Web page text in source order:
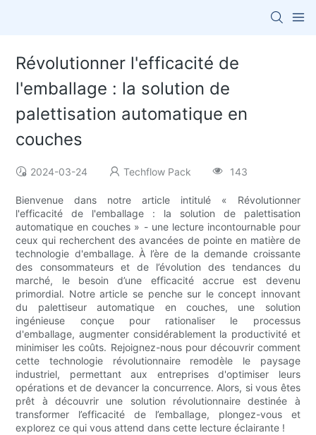
Révolutionner l'efficacité de
l'emballage : la solution de
palettisation automatique en
couches
2024-03-24 Techflow Pack 143
Bienvenue dans notre article intitulé « Révolutionner
l'efficacité de l'emballage : la solution de palettisation
automatique en couches » - une lecture incontournable pour
ceux qui recherchent des avancées de pointe en matière de
technologie d'emballage. À l’ère de la demande croissante
des consommateurs et de l’évolution des tendances du
marché, le besoin d’une efficacité accrue est devenu
primordial. Notre article se penche sur le concept innovant
du palettiseur automatique en couches, une solution
ingénieuse conçue pour rationaliser le processus
d'emballage, augmenter considérablement la productivité et
minimiser les coûts. Rejoignez-nous pour découvrir comment
cette technologie révolutionnaire remodèle le paysage
industriel, permettant aux entreprises d'optimiser leurs
opérations et de devancer la concurrence. Alors, si vous êtes
prêt à découvrir une solution révolutionnaire destinée à
transformer l’efficacité de l’emballage, plongez-vous et
explorez ce qui vous attend dans cette lecture éclairante !